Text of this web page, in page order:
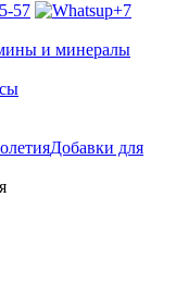
57
+7
и минералы
Добавки для